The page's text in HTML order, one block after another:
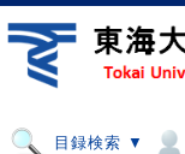
目録検索 ▼